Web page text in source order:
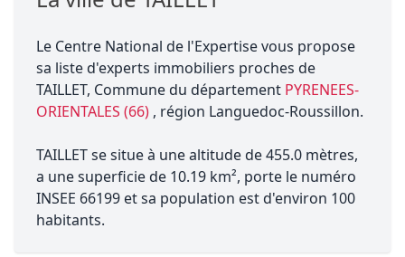
Le Centre National de l'Expertise vous propose
sa liste d'experts immobiliers proches de
TAILLET, Commune du département PYRENEES-
ORIENTALES (66) , région Languedoc-Roussillon.
TAILLET se situe à une altitude de 455.0 mètres,
a une superficie de 10.19 km², porte le numéro
INSEE 66199 et sa population est d'environ 100
habitants.